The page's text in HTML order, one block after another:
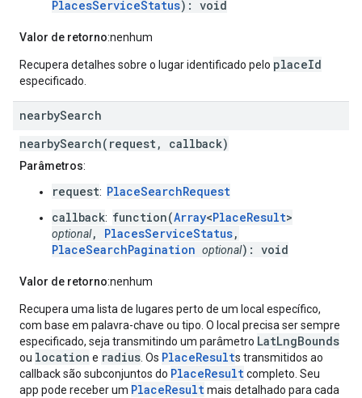
PlacesServiceStatus): void
Valor de retorno:nenhum
Recupera detalhes sobre o lugar identificado pelo placeId
especificado.
nearbySearch
nearbySearch(request, callback)
Parâmetros:
request: PlaceSearchRequest
callback: function(Array<PlaceResult>
optional, PlacesServiceStatus,
PlaceSearchPagination optional): void
Valor de retorno:nenhum
Recupera uma lista de lugares perto de um local específico,
com base em palavra-chave ou tipo. O local precisa ser sempre
especificado, seja transmitindo um parâmetro LatLngBounds
ou location e radius . Os PlaceResults transmitidos ao
callback são subconjuntos do PlaceResultcompleto. Seu
app pode receber um PlaceResultmais detalhado para cada